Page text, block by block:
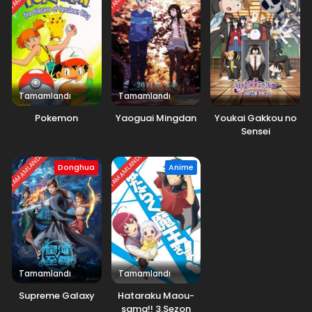
Tamamlandı
Pokemon
Tamamlandı
Yaoguai Mingdan
Youkai Gakkou no
Sensei
TAMAMLANDI Donghua
Tamamlandı
Supreme Galaxy
TAMAMLANDI Anime
Tamamlandı
Hataraku Maou-
sama!! 3.Sezon